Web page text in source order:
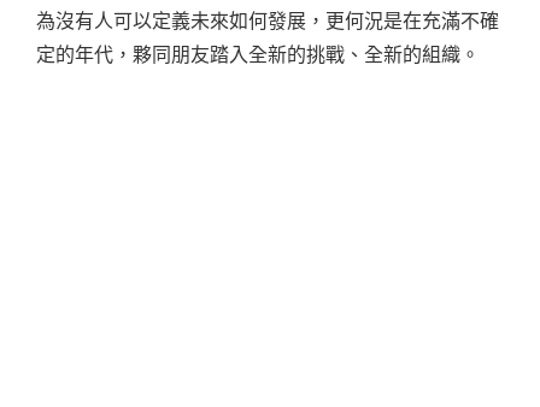
為沒有人可以定義未來如何發展，更何況是在充滿不確
定的年代，夥同朋友踏入全新的挑戰、全新的組織。